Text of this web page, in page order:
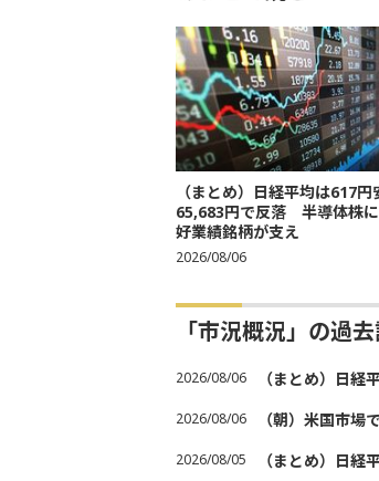
（まとめ）日経平均は617円
65,683円で反落 半導体株
好業績銘柄が支え
2026/08/06
「市況概況」の過
2026/08/06 （まとめ）日
2026/08/06 （朝）米国市
2026/08/05 （まとめ）日